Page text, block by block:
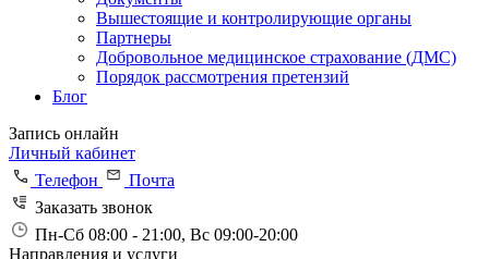
Вышестоящие и контролирующие органы
Партнеры
Добровольное медицинское страхование (ДМС)
Порядок рассмотрения претензий
Блог
Запись онлайн
Личный кабинет
Телефон
Почта
Заказать звонок
Пн-Сб 08:00 - 21:00, Вс 09:00-20:00
Направления и услуги